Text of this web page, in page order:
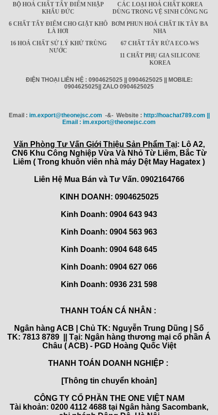
BỘ HOÁ CHẤT TẨY ĐIỂM NHẬP
KHẨU ĐỨC
CÁC LOẠI HOÁ CHẤT KOREA
DÙNG TRONG VỆ SINH CÔNG NG
6 CHẤT TẨY ĐIỂM CHO GIẶT KHÔ
LÀ HƠI
BƠM PHUN HOÁ CHẤT IK TÂY BA
NHA
16 HOÁ CHẤT SỬ LÝ KHỬ TRÙNG
NƯỚC
67 CHẤT TẨY RỬA ECO-WS
11 CHẤT PHỤ GIA SILICONE
KOREA
ĐIỆN THOẠI LIÊN HỆ : 0904625025 || 0904625025 || MOBILE:
0904625025|| ZALO 0904625025
Email : im.export@theonejsc.com -&- Website : http://hoachat789.com ||
Email : im.export@theonejsc.com
Văn Phòng Tư Vấn Giới Thiệu Sản Phẩm Tại: Lô A2,
CN6 Khu Công Nghiệp Vừa Và Nhỏ Từ Liêm, Bắc Từ
Liêm ( Trong khuôn viên nhà máy Dệt May Hagatex )
Liên Hệ Mua Bán và Tư Vấn. 0902164766
KINH DOANH: 0904625025
Kinh Doanh: 0904 643 943
Kinh Doanh: 0904 563 963
Kinh Doanh: 0904 648 645
Kinh Doanh: 0904 627 066
Kinh Doanh: 0936 231 598
THANH TOÁN CÁ NHÂN :
Ngân hàng ACB | Chủ TK: Nguyễn Trung Dũng | Số
TK: 7813 8789 || Tại: Ngân hàng thương mại cổ phần Á
Châu ( ACB) - PGD Hoàng Quốc Việt
THANH TOÁN DOANH NGHIỆP :
[Thông tin chuyển khoản]
CÔNG TY CỔ PHẦN THE ONE VIỆT NAM
Tài khoản: 0200 4112 4688 tại Ngân hàng Sacombank,